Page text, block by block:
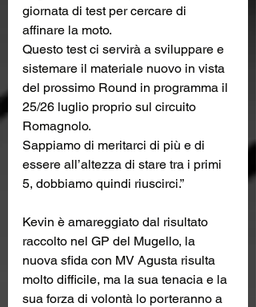
giornata di test per cercare di
affinare la moto.
Questo test ci servirà a sviluppare e
sistemare il materiale nuovo in vista
del prossimo Round in programma il
25/26 luglio proprio sul circuito
Romagnolo.
Sappiamo di meritarci di più e di
essere all’altezza di stare tra i primi
5, dobbiamo quindi riuscirci.”
Kevin è amareggiato dal risultato
raccolto nel GP del Mugello, la
nuova sfida con MV Agusta risulta
molto difficile, ma la sua tenacia e la
sua forza di volontà lo porteranno a